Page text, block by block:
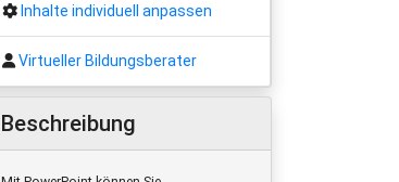
Inhalte individuell anpassen
Virtueller Bildungsberater
Beschreibung